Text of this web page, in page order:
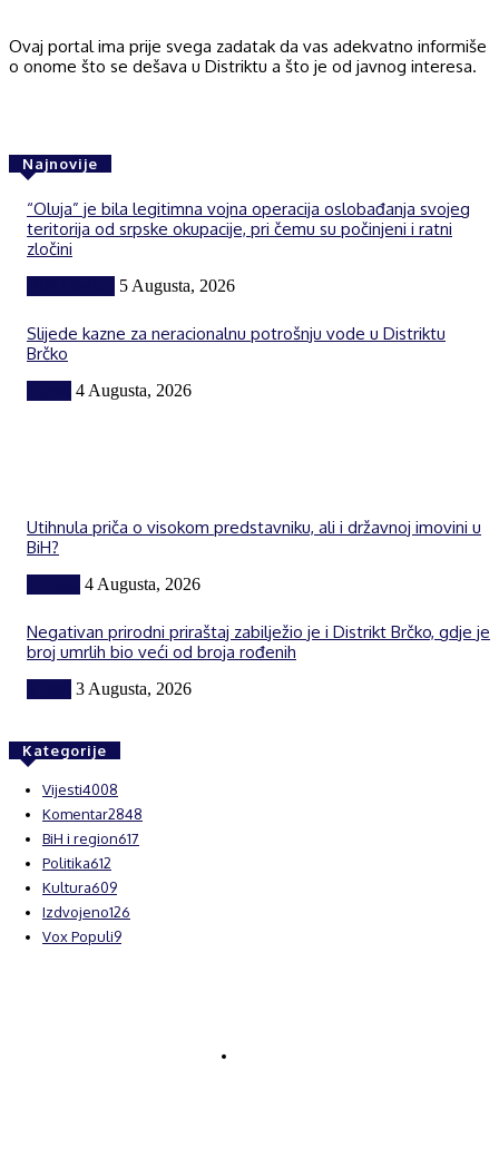
Ovaj portal ima prije svega zadatak da vas adekvatno informiše
o onome što se dešava u Distriktu a što je od javnog interesa.
Najnovije
“Oluja” je bila legitimna vojna operacija oslobađanja svojeg
teritorija od srpske okupacije, pri čemu su počinjeni i ratni
zločini
5 Augusta, 2026
Slijede kazne za neracionalnu potrošnju vode u Distriktu
Brčko
4 Augusta, 2026
Utihnula priča o visokom predstavniku, ali i državnoj imovini u
BiH?
4 Augusta, 2026
Negativan prirodni priraštaj zabilježio je i Distrikt Brčko, gdje je
broj umrlih bio veći od broja rođenih
3 Augusta, 2026
Kategorije
Vijesti4008
Komentar2848
BiH i region617
Politika612
Kultura609
Izdvojeno126
Vox Populi9